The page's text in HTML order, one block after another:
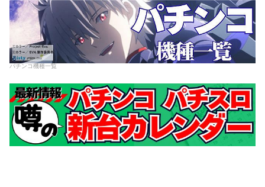
パチンコ機種一覧